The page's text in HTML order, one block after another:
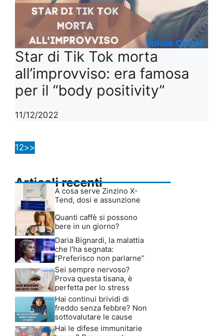
Star di Tik Tok morta
all’improvviso: era famosa
per il “body positivity”
11/12/2022
12>>
Articoli recenti
A cosa serve Zinzino X-
Tend, dosi e assunzione
Quanti caffè si possono
bere in un giorno?
Daria Bignardi, la malattia
che l’ha segnata:
“Preferisco non parlarne”
Sei sempre nervoso?
Prova questa tisana, è
perfetta per lo stress
Hai continui brividi di
freddo senza febbre? Non
sottovalutare le cause
Hai le difese immunitarie